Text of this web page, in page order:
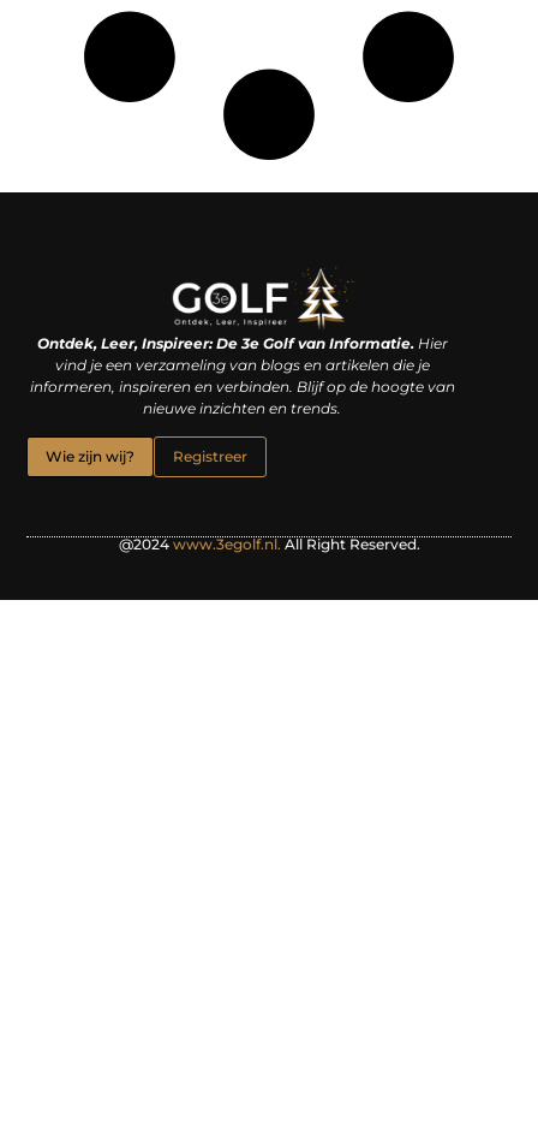
Ontdek, Leer, Inspireer: De 3e Golf van Informatie.Hier
vind je een verzameling van blogs en artikelen die je
informeren, inspireren en verbinden. Blijf op de hoogte van
nieuwe inzichten en trends.
Wie zijn wij? Registreer
@2024www.3egolf.nl.All Right Reserved.